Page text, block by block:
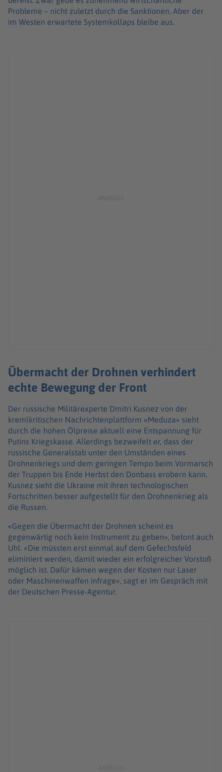
Probleme – nicht zuletzt durch die Sanktionen. Aber der
im Westen erwartete Systemkollaps bleibe aus.
Übermacht der Drohnen verhindert
echte Bewegung der Front
Der russische Militärexperte Dmitri Kusnez von der
kremlkritischen Nachrichtenplattform «Meduza» sieht
durch die hohen Ölpreise aktuell eine Entspannung für
Putins Kriegskasse. Allerdings bezweifelt er, dass der
russische Generalstab unter den Umständen eines
Drohnenkriegs und dem geringen Tempo beim Vormarsch
der Truppen bis Ende Herbst den Donbass erobern kann.
Kusnez sieht die Ukraine mit ihren technologischen
Fortschritten besser aufgestellt für den Drohnenkrieg als
die Russen.
«Gegen die Übermacht der Drohnen scheint es
gegenwärtig noch kein Instrument zu geben», betont auch
Uhl. «Die müssten erst einmal auf dem Gefechtsfeld
eliminiert werden, damit wieder ein erfolgreicher Vorstoß
möglich ist. Dafür kämen wegen der Kosten nur Laser
oder Maschinenwaffen infrage», sagt er im Gespräch mit
der Deutschen Presse-Agentur.